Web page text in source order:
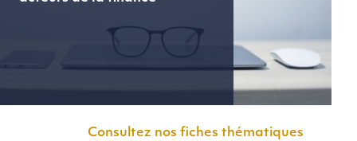
Consultez nos fiches thématiques